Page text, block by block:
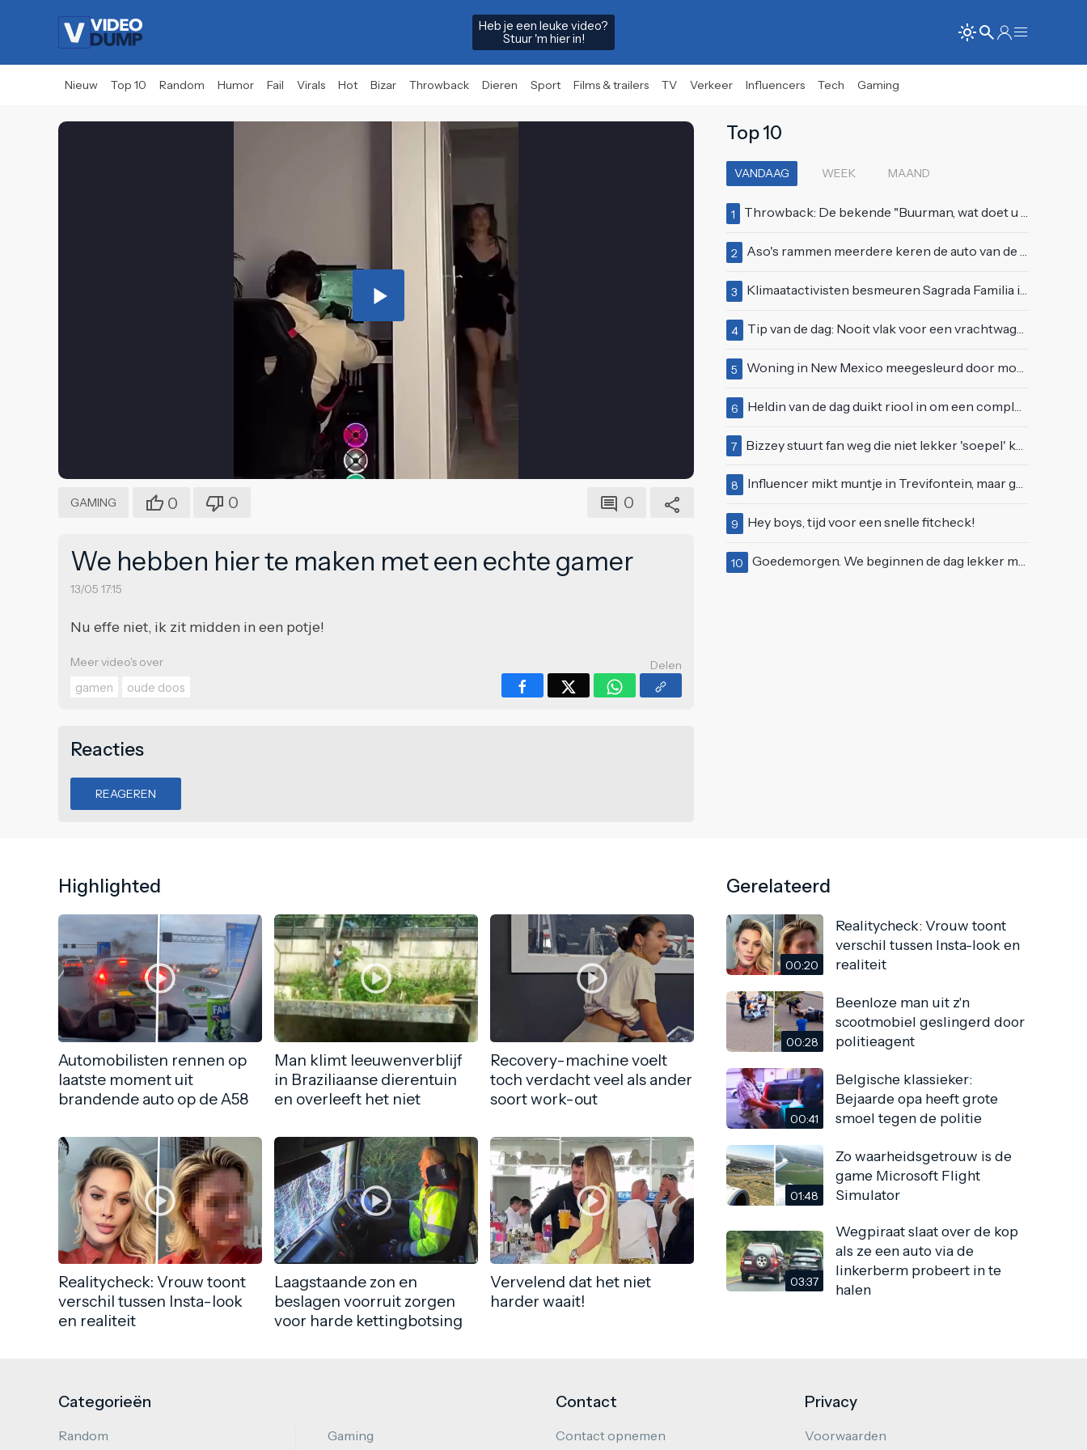
Heb je een leuke video?
Stuur 'm hier in!
Nieuw Top 10 Random Humor Fail Virals Hot Bizar Throwback Dieren Sport Films & trailers TV Verkeer Influencers Tech Gaming
Play
Video
GAMING 0 0 0
We hebben hier te maken met een echte gamer
13/05 17:15
Nu effe niet, ik zit midden in een potje!
Meer video's over
gamen
oude doos
Delen
Reacties
REAGEREN
Top 10
VANDAAG WEEK MAAND
1 Throwback: De bekende "Buurman, wat doet u nu?"-scène uit Flodder met Tatjana Šimić
2 Aso's rammen meerdere keren de auto van de buren, maar doen alsof er niets gebeurd is
3 Klimaatactivisten besmeuren Sagrada Familia in Barcelona met lading verf
4 Tip van de dag: Nooit vlak voor een vrachtwagen invoegen
5 Woning in New Mexico meegesleurd door modderstroom
6 Heldin van de dag duikt riool in om een complete eendenfamilie te redden
7 Bizzey stuurt fan weg die niet lekker 'soepel' kan bewegen op podium
8 Influencer mikt muntje in Trevifontein, maar gooit toerist bijna knock-out
9 Hey boys, tijd voor een snelle fitcheck!
10 Goedemorgen. We beginnen de dag lekker met wat rek- en strekoefeningen
Highlighted
Automobilisten rennen op
laatste moment uit
brandende auto op de A58
Man klimt leeuwenverblijf
in Braziliaanse dierentuin
en overleeft het niet
Recovery-machine voelt
toch verdacht veel als ander
soort work-out
Realitycheck: Vrouw toont
verschil tussen Insta-look
en realiteit
Laagstaande zon en
beslagen voorruit zorgen
voor harde kettingbotsing
Vervelend dat het niet
harder waait!
Gerelateerd
00:20
Realitycheck: Vrouw toont
verschil tussen Insta-look en
realiteit
00:28
Beenloze man uit z'n
scootmobiel geslingerd door
politieagent
00:41
Belgische klassieker:
Bejaarde opa heeft grote
smoel tegen de politie
01:48
Zo waarheidsgetrouw is de
game Microsoft Flight
Simulator
03:37
Wegpiraat slaat over de kop
als ze een auto via de
linkerberm probeert in te
halen
Categorieën
Random Gaming
Contact
Contact opnemen
Privacy
Voorwaarden